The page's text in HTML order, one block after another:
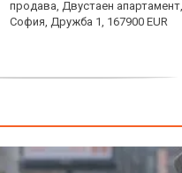
продава, Двустаен
София, Дружба 1, 167900 EUR